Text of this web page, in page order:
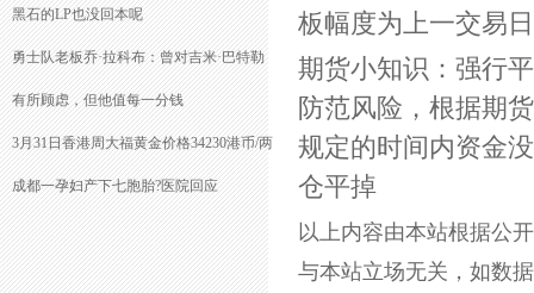
黑石的LP也没回本呢
勇士队老板乔·拉科布：曾对吉米·巴特勒
有所顾虑，但他值每一分钱
3月31日香港周大福黄金价格34230港币/两
成都一孕妇产下七胞胎?医院回应
板幅度为上一交易
期货小知识：强行
防范风险，根据期
规定的时间内资金
仓平掉
以上内容由本站根据公
与本站立场无关，如数